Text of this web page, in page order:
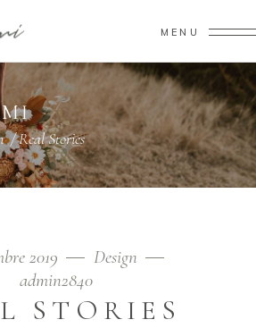
MENU
/Real Stories
2019
Design
admin2840
STORIES